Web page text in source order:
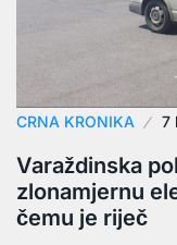
CRNA KRONIKA 7
Varaždinska
zlonamjernu
čemu je riječ